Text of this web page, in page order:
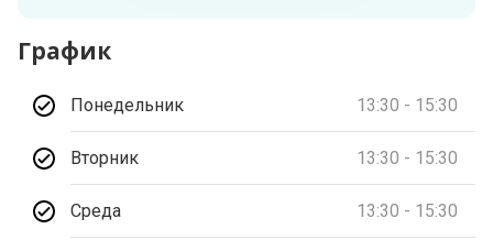
График
Понедельник 13:30 - 15:30
Вторник 13:30 - 15:30
Среда 13:30 - 15:30